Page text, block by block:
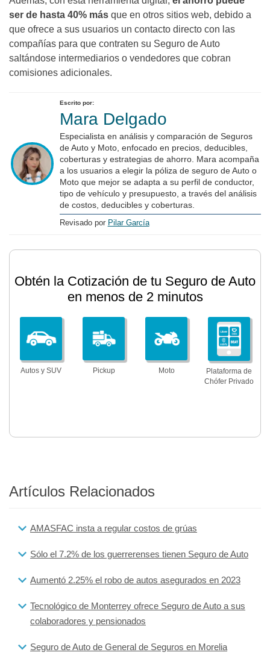
ser de hasta 40% más que en otros sitios web, debido a
que ofrece a sus usuarios un contacto directo con las
compañías para que contraten su Seguro de Auto
saltándose intermediarios o vendedores que cobran
comisiones adicionales.
Escrito por:
Mara Delgado
Especialista en análisis y comparación de Seguros
de Auto y Moto, enfocado en precios, deducibles,
coberturas y estrategias de ahorro. Mara acompaña
a los usuarios a elegir la póliza de seguro de Auto o
Moto que mejor se adapta a su perfil de conductor,
tipo de vehículo y presupuesto, a través del análisis
de costos, deducibles y coberturas.
Revisado por Pilar García
Obtén la Cotización de tu Seguro de Auto
en menos de 2 minutos
Autos y SUV Pickup Moto
Plataforma de
Chófer Privado
Artículos Relacionados
AMASFAC insta a regular costos de grúas
Sólo el 7.2% de los guerrerenses tienen Seguro de Auto
Aumentó 2.25% el robo de autos asegurados en 2023
Tecnológico de Monterrey ofrece Seguro de Auto a sus
colaboradores y pensionados
Seguro de Auto de General de Seguros en Morelia